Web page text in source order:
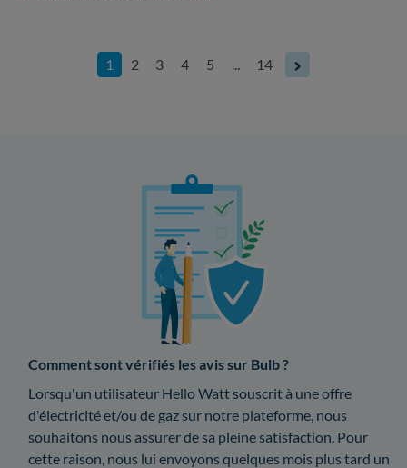
1 2 3 4 5 ... 14
Comment sont vérifiés les avis sur Bulb ?
Lorsqu'un utilisateur Hello Watt souscrit à une offre
d'électricité et/ou de gaz sur notre plateforme, nous
souhaitons nous assurer de sa pleine satisfaction. Pour
cette raison, nous lui envoyons quelques mois plus tard un